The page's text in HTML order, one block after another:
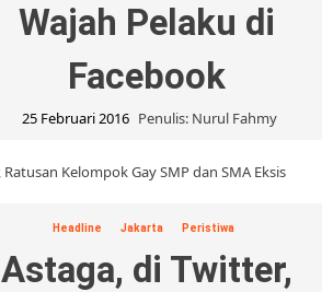
Wajah Pelaku di
Facebook
25 Februari 2016 Penulis: Nurul Fahmy
Headline Jakarta Peristiwa
Astaga, di Twitter,